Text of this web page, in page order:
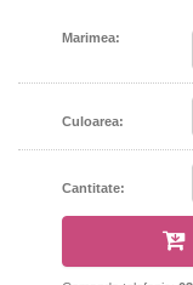
Marimea:
Culoarea:
Cantitate: